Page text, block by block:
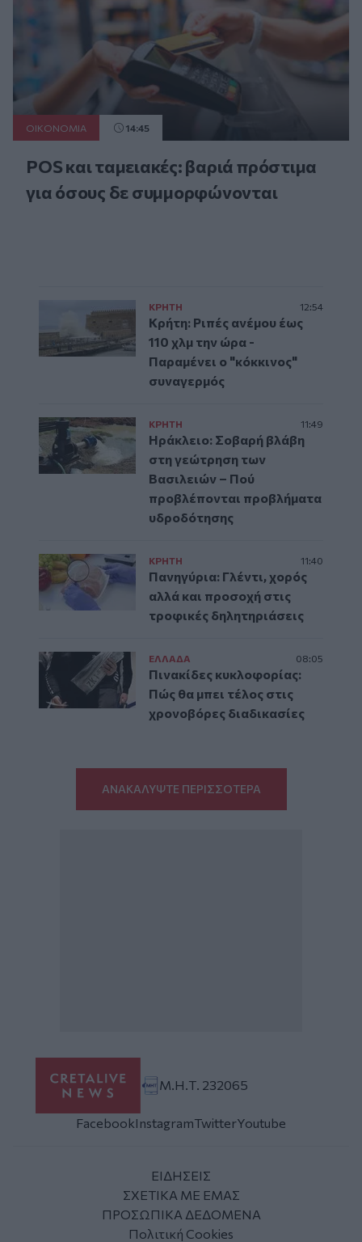
ΟΙΚΟΝΟΜΙΑ 14:45
POS και ταμειακές: βαριά πρόστιμα
για όσους δε συμμορφώνονται
ΚΡΗΤΗ 12:54
Κρήτη: Ριπές ανέμου έως
110 χλμ την ώρα -
Παραμένει ο "κόκκινος"
συναγερμός
ΚΡΗΤΗ 11:49
Ηράκλειο: Σοβαρή βλάβη
στη γεώτρηση των
Βασιλειών – Πού
προβλέπονται προβλήματα
υδροδότησης
ΚΡΗΤΗ 11:40
Πανηγύρια: Γλέντι, χορός
αλλά και προσοχή στις
τροφικές δηλητηριάσεις
ΕΛΛAΔΑ 08:05
Πινακίδες κυκλοφορίας:
Πώς θα μπει τέλος στις
χρονοβόρες διαδικασίες
ΑΝΑΚΑΛΥΨΤΕ ΠΕΡΙΣΣΟΤΕΡΑ
Μ.Η.Τ. 232065
FacebookInstagramTwitterYoutube
ΕΙΔΗΣΕΙΣ
ΣΧΕΤΙΚΑ ΜΕ ΕΜΑΣ
ΠΡΟΣΩΠΙΚΑ ΔΕΔΟΜΕΝΑ
Πολιτική Cookies